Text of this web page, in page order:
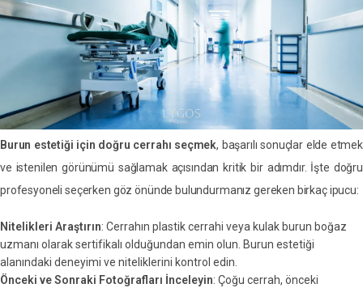
Burun estetiği için doğru cerrahı seçmek, başarılı sonuçlar elde etmek
ve istenilen görünümü sağlamak açısından kritik bir adımdır. İşte doğru
profesyoneli seçerken göz önünde bulundurmanız gereken birkaç ipucu:
Nitelikleri Araştırın: Cerrahın plastik cerrahi veya kulak burun boğaz
uzmanı olarak sertifikalı olduğundan emin olun. Burun estetiği
alanındaki deneyimi ve niteliklerini kontrol edin.
Önceki ve Sonraki Fotoğrafları İnceleyin: Çoğu cerrah, önceki